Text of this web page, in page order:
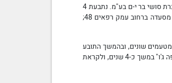
2. נתבעים 3-1 (להלן: "הנתבעים"), באמצעות שלוש חברות שבשליטת כל אחד מהם, וכן חברה רביעית הנשלטת על ידי אחרים, הם הבעלים של נתבעת 4, חברת סושי בר י-ם בע"מ. נתבעת 4
עוסקת בעסקי המסעדנות והיא מתמחה במאכלים אסיאתיים. בתקופה הרלבנטית לענייננו נתבעת 4 הפעילה שלושה עסקים: מסעדה ברחוב עזה 31; מסעדה ברחוב עמק רפאים 48;
שונים, ובהמשך התובע
פתח באותו מקום ביחד עם שותפים סניף של "קפה ג'ו". לדברי התובע, הוא היה הגורם הפעיל בעסק והשותפים היה ברקע. התובע היה שותף בסניף "קפה ג'ו" במשך כ-4 שנים, ולקראת